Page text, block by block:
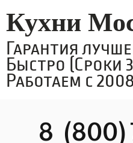
Кухни
Гарантия
Быстро (Сроки
Работаем с
8